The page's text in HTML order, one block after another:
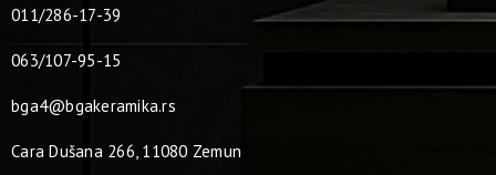
011/286-17-39
063/107-95-15
bga4@bgakeramika.rs
Cara Dušana 266, 11080 Zemun